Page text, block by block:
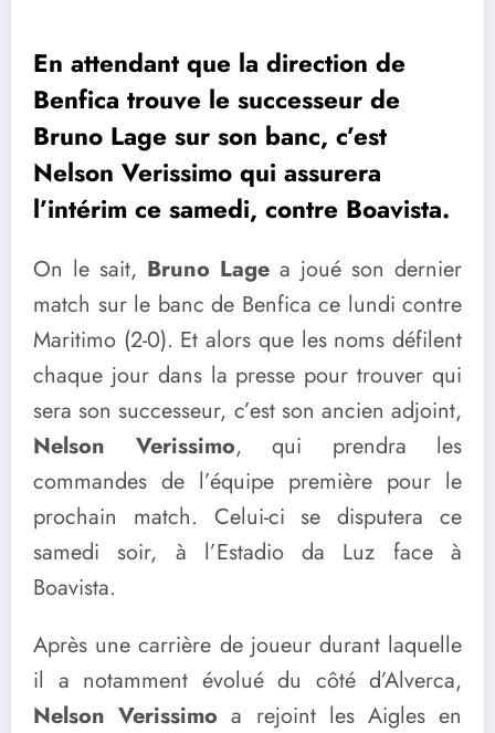
En attendant que la direction de
Benfica trouve le successeur de
Bruno Lage sur son banc, c’est
Nelson Verissimo qui assurera
l’intérim ce samedi, contre Boavista.
On le sait, Bruno Lage a joué son dernier
match sur le banc de Benfica ce lundi contre
Maritimo (2-0). Et alors que les noms défilent
chaque jour dans la presse pour trouver qui
sera son successeur, c’est son ancien adjoint,
Nelson Verissimo, qui prendra les
commandes de l’équipe première pour le
prochain match. Celui-ci se disputera ce
samedi soir, à l’Estadio da Luz face à
Boavista.
Après une carrière de joueur durant laquelle
il a notamment évolué du côté d’Alverca,
Nelson Verissimo a rejoint les Aigles en